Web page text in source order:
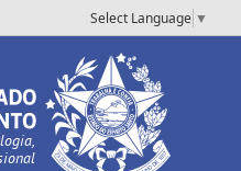
Select Language ▼